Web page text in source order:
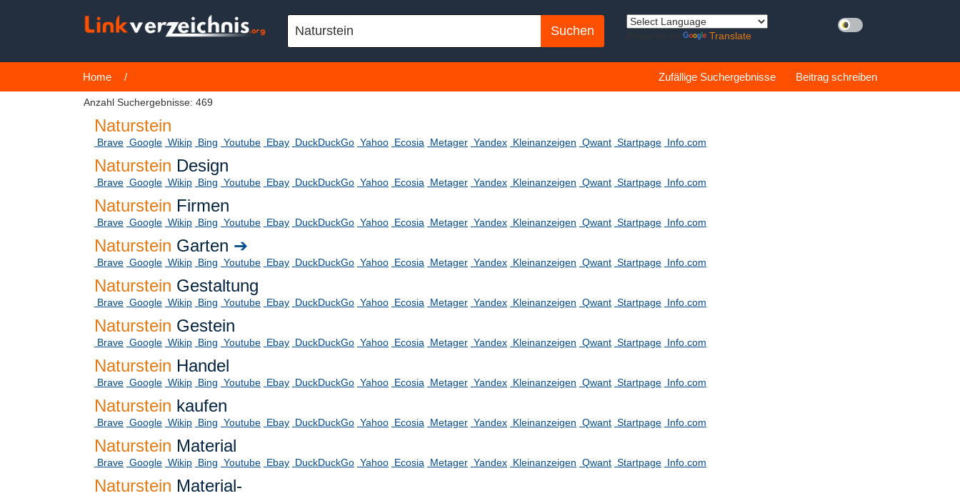
Translate
Home / Beitrag schreiben
Zufällige Suchergebnisse
Anzahl Suchergebnisse: 469
Naturstein
Brave Google Wikip Bing Youtube Ebay DuckDuckGo Yahoo Ecosia Metager Yandex Kleinanzeigen Qwant Startpage Info.com
Naturstein Design
Brave Google Wikip Bing Youtube Ebay DuckDuckGo Yahoo Ecosia Metager Yandex Kleinanzeigen Qwant Startpage Info.com
Naturstein Firmen
Brave Google Wikip Bing Youtube Ebay DuckDuckGo Yahoo Ecosia Metager Yandex Kleinanzeigen Qwant Startpage Info.com
Naturstein Garten ➔
Brave Google Wikip Bing Youtube Ebay DuckDuckGo Yahoo Ecosia Metager Yandex Kleinanzeigen Qwant Startpage Info.com
Naturstein Gestaltung
Brave Google Wikip Bing Youtube Ebay DuckDuckGo Yahoo Ecosia Metager Yandex Kleinanzeigen Qwant Startpage Info.com
Naturstein Gestein
Brave Google Wikip Bing Youtube Ebay DuckDuckGo Yahoo Ecosia Metager Yandex Kleinanzeigen Qwant Startpage Info.com
Naturstein Handel
Brave Google Wikip Bing Youtube Ebay DuckDuckGo Yahoo Ecosia Metager Yandex Kleinanzeigen Qwant Startpage Info.com
Naturstein kaufen
Brave Google Wikip Bing Youtube Ebay DuckDuckGo Yahoo Ecosia Metager Yandex Kleinanzeigen Qwant Startpage Info.com
Naturstein Material
Brave Google Wikip Bing Youtube Ebay DuckDuckGo Yahoo Ecosia Metager Yandex Kleinanzeigen Qwant Startpage Info.com
Naturstein Material-